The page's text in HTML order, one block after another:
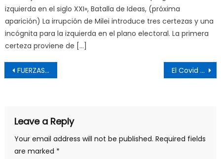
izquierda en el siglo XXI», Batalla de Ideas, (próxima
aparición) La irrupción de Milei introduce tres certezas y una
incógnita para la izquierda en el plano electoral. La primera
certeza proviene de […]
Post
navigation
FUERZAS REVOLUCIONARIAS Y PROGRESISTAS DE REPÚBLICA DOMINICANA RESPALDAMOS AL GOBIERNO VENEZOLANO Y DENUNCIAMOS LA AGRESIÓN IMPERIALISTA DE EEUU CONTRA VENEZUELA Y OTROS PAÍSES El Covid 19 y la cuestion del poder
Leave a Reply
Your email address will not be published. Required fields
are marked *